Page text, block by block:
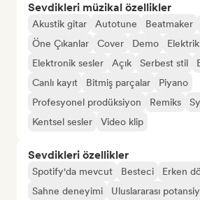
Sevdikleri müzikal özellikler
Akustik gitar Autotune Beatmaker
Öne Çıkanlar
Cover Demo
Elektronik sesler
Açık Serbest stil
Canlı kayıt
Bitmiş parçalar
Piyano
Profesyonel prodüksiyon
Remiks
Kentsel sesler
Video klip
Sevdikleri özellikler
Spotify'da mevcut Besteci
Erken
Sahne deneyimi
Uluslararası